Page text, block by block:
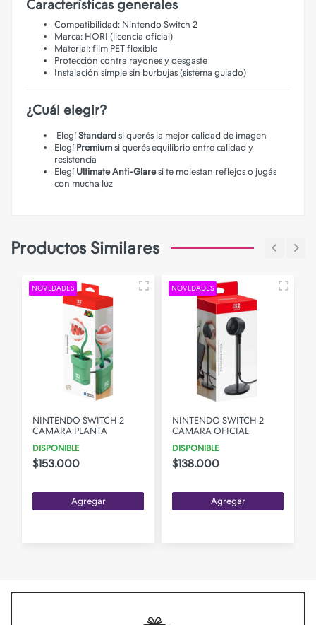
Características generales
Compatibilidad: Nintendo Switch 2
Marca: HORI (licencia oficial)
Material: film PET flexible
Protección contra rayones y desgaste
Instalación simple sin burbujas (sistema guiado)
¿Cuál elegir?
ElegíStandard si querés la mejor calidad de imagen
Elegí Premium si querés equilibrio entre calidad y
resistencia
Elegí Ultimate Anti-Glaresi te molestan reflejos o jugás
con mucha luz
Productos Similares
NOVEDADES
NINTENDO SWITCH 2
CAMARA PLANTA
DISPONIBLE
$153.000
Agregar
NOVEDADES
NINTENDO SWITCH 2
CAMARA OFICIAL
DISPONIBLE
$138.000
Agregar